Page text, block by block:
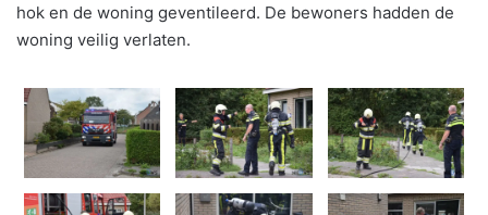
hok en de woning geventileerd. De bewoners hadden de
woning veilig verlaten.